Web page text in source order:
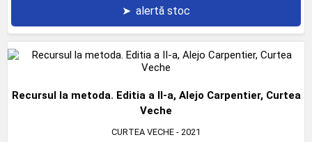
➤ alertă stoc
Recursul la metoda. Editia a II-a, Alejo Carpentier, Curtea
Veche
CURTEA VECHE - 2021